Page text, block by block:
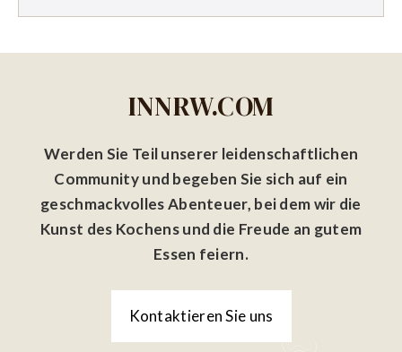
INNRW.COM
Werden Sie Teil unserer leidenschaftlichen
Community und begeben Sie sich auf ein
geschmackvolles Abenteuer, bei dem wir die
Kunst des Kochens und die Freude an gutem
Essen feiern.
Kontaktieren Sie uns